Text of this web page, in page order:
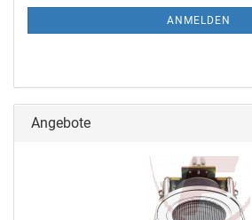
ANMELDEN
Angebote